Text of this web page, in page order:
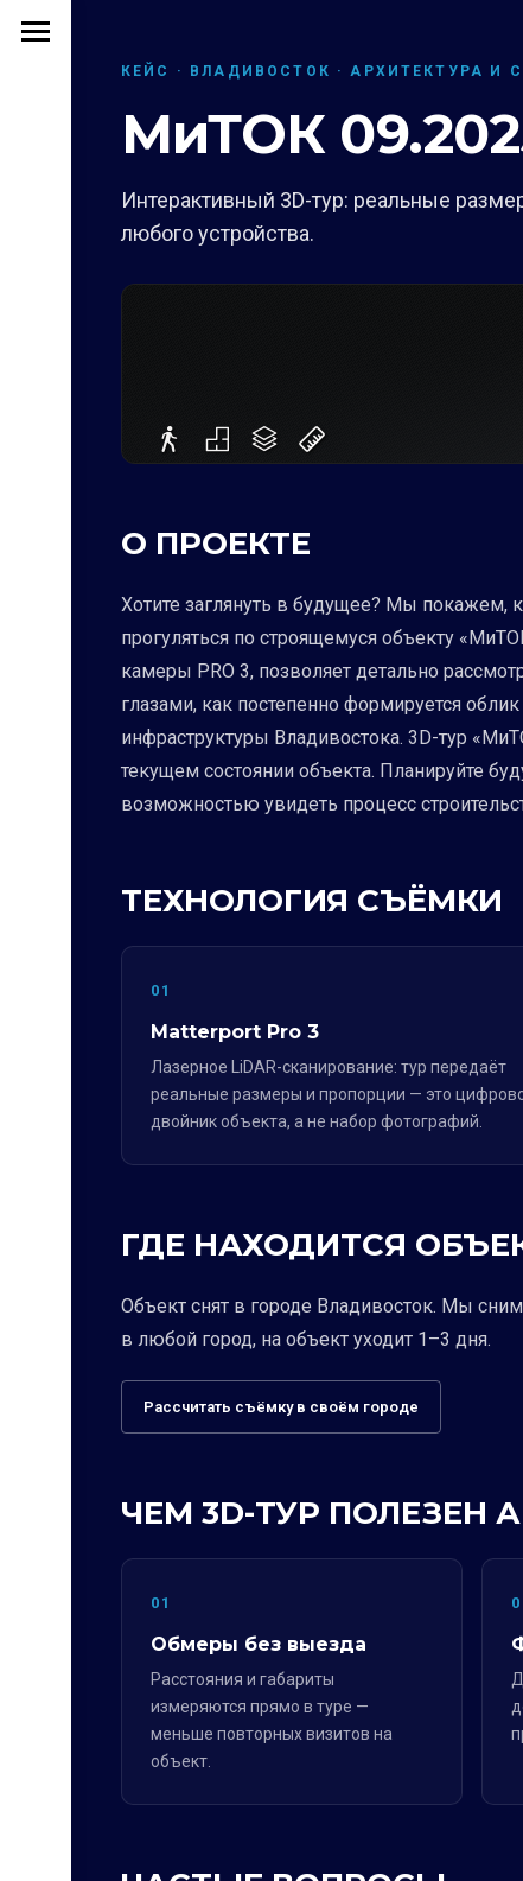
КЕЙС · ВЛАДИВОСТОК · АРХИТЕКТУРА И
МиТОК
Интерактивный 3D-тур: реальные
любого устройства.
О ПРОЕКТЕ
Хотите заглянуть в будущее? Мы покажем,
прогуляться по строящемуся объекту
камеры PRO 3, позволяет детально
глазами, как постепенно формируется
инфраструктуры Владивостока. 3D-тур
текущем состоянии объекта. Планируйте
возможностью увидеть процесс
ТЕХНОЛОГИЯ СЪЁМКИ
01
Matterport Pro 3
Лазерное LiDAR-сканирование: тур передаёт
реальные размеры и пропорции — это
двойник объекта, а не набор фотографий.
ГДЕ НАХОДИТСЯ
Объект снят в городе Владивосток. Мы
в любой город, на объект уходит 1–3 дня.
Рассчитать съёмку в своём городе
ЧЕМ 3D-ТУР ПОЛЕЗЕН
01
Обмеры без выезда
Расстояния и габариты
измеряются прямо в туре —
меньше повторных визитов на
объект.